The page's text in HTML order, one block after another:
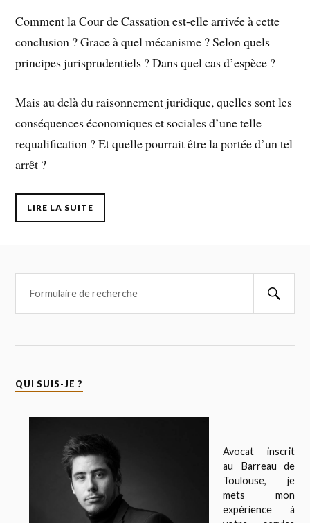
Comment la Cour de Cassation est-elle arrivée à cette
conclusion ? Grace à quel mécanisme ? Selon quels
principes jurisprudentiels ? Dans quel cas d’espèce ?
Mais au delà du raisonnement juridique, quelles sont les
conséquences économiques et sociales d’une telle
requalification ? Et quelle pourrait être la portée d’un tel
arrêt ?
LIRE LA SUITE
QUI SUIS-JE ?
Avocat inscrit
au Barreau de
Toulouse, je
mets mon
expérience à